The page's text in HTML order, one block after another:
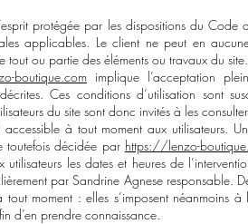
protégée par les dispositions du Code
applicables. Le client ne peut en
ou partie des éléments ou travaux du site.
boutique.com implique l’acceptation
Ces conditions d’utilisation sont
du site sont donc invités à les
accessible à tout moment aux utilisateurs.
toutefois décidée par https://lenzo-
les dates et heures de
par Sandrine Agnese responsable.
moment : elles s’imposent néanmoins à
d’en prendre connaissance.